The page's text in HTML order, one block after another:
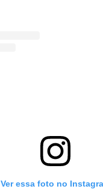
Ver essa foto no